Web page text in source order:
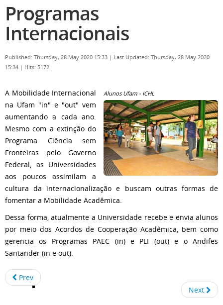
Programas
Internacionais
Published: Thursday, 28 May 2020 15:33 | Last Updated: Thursday, 28 May 2020
15:34 | Hits: 5172
Alunos Ufam - ICHL
A Mobilidade Internacional
na Ufam "in" e "out" vem
aumentando a cada ano.
Mesmo com a extinção do
Programa Ciência sem
Fronteiras pelo Governo
Federal, as Universidades
aos poucos assimilam a
cultura da internacionalização e buscam outras formas de
fomentar a Mobilidade Acadêmica.
Dessa forma, atualmente a Universidade recebe e envia alunos
por meio dos Acordos de Cooperação Acadêmica, bem como
gerencia os Programas PAEC (in) e PLI (out) e o Andifes
Santander (in e out).
Prev
Next